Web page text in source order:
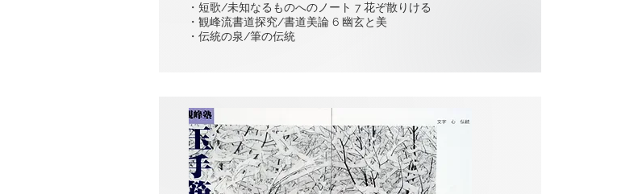
・短歌/未知なるものへのノート 7 花ぞ散りける
・観峰流書道探究/書道美論 6 幽玄と美
・伝統の泉/筆の伝統